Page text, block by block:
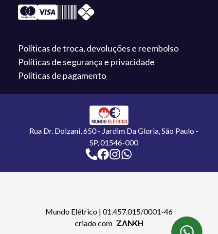
Políticas de troca, devoluções e reembolso
Políticas de segurança e privacidade
Políticas de pagamento
Rua Dr. Dolzani, 650 - Jardim Da Gloria, São Paulo -
SP, 01546-000
Mundo Elétrico | 01.457.015/0001-46
criado com